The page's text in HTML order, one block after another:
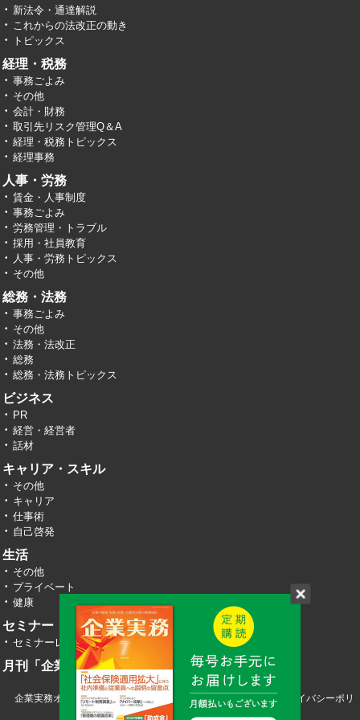
新法令・通達解説
これからの法改正の動き
トピックス
経理・税務
事務ごよみ
その他
会計・財務
取引先リスク管理Q＆A
経理・税務トピックス
経理事務
人事・労務
賃金・人事制度
事務ごよみ
労務管理・トラブル
採用・社員教育
人事・労務トピックス
その他
総務・法務
事務ごよみ
その他
法務・法改正
総務
総務・法務トピックス
ビジネス
PR
経営・経営者
話材
キャリア・スキル
その他
キャリア
仕事術
自己啓発
生活
その他
プライベート
健康
セミナー・イベント
セミナーレポート
月刊「企業実務」
企業実務オンライン TOP 運営会社 お問い合わせ
プライバシーポリ